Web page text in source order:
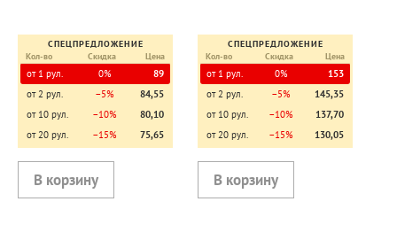
СПЕЦПРЕДЛОЖЕНИЕ
Кол-во
Скидка Цена
от 1 рул. 0%
89
от 2 рул.
−5%
84,55
от 10 рул.
−10%
80,10
от 20 рул.
−15% 75,65
СПЕЦПРЕДЛОЖЕНИЕ
Кол-во
Скидка Цена
от 1 рул. 0%
153
от 2 рул.
−5%
145,35
от 10 рул.
−10%
137,70
от 20 рул.
−15% 130,05